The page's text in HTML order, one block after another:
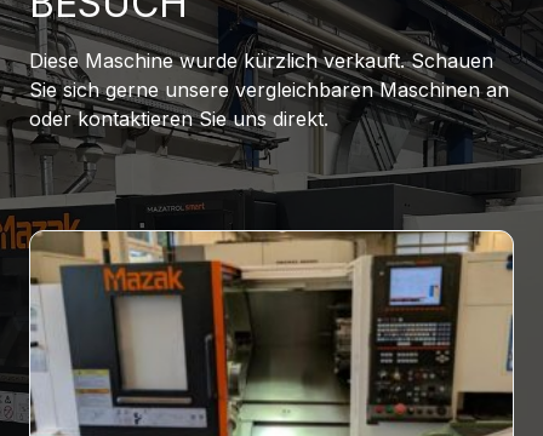
Diese Maschine wurde kürzlich verkauft. Schauen
Sie sich gerne unsere vergleichbaren Maschinen an
oder kontaktieren Sie uns direkt.